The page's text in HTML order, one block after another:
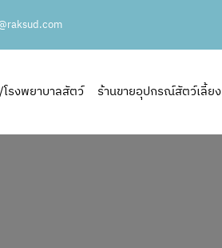
รงพยาบาลสัตว์ ร้านขายอุปกรณ์สัตว์เลี้ยง